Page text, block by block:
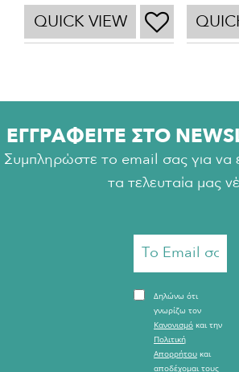
QUICK VIEW
ΕΓΓΡΑΦΕΙΤΕ ΣΤΟ
Συμπληρώστε το email σας για να
τα τελευταία μας
Δηλώνω ότι
γνωρίζω τον
Κανονισμό και την
Πολιτική
Απορρήτου και
αποδέχομαι τους